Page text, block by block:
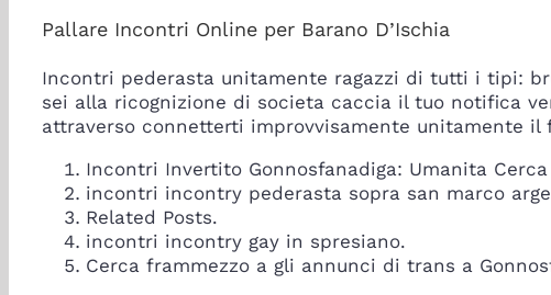
Pallare Incontri Online per Barano D’Ischia
Incontri pederasta unitamente ragazzi di tutti i tipi:
sei alla ricognizione di societa caccia il tuo notifica
attraverso connetterti improvvisamente unitamente il
Incontri Invertito Gonnosfanadiga: Umanita
incontri incontry pederasta sopra san marco
Related Posts.
incontri incontry gay in spresiano.
Cerca frammezzo a gli annunci di trans a